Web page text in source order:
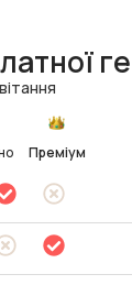
Преміум